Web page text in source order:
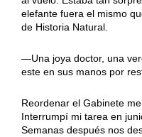
elefante fuera el mismo
de Historia Natural.
—Una joya doctor, una
este en sus manos por
Reordenar el Gabinete
Interrumpí mi tarea en
Semanas después nos